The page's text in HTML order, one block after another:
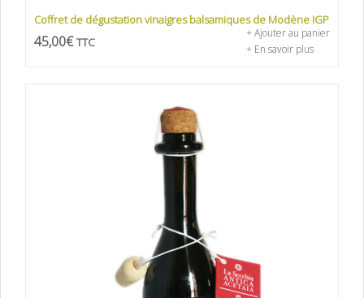
Coffret de dégustation vinaigres balsamiques de Modène IGP
45,00€ TTC
+ Ajouter au panier
+ En savoir plus